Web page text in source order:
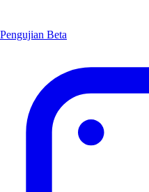
Pengujian Beta